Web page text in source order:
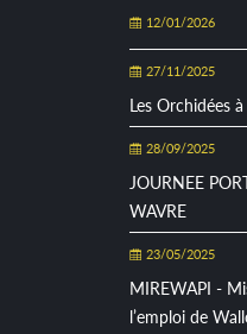
12/01/2026
27/11/2025
Les Orchidées
28/09/2025
JOURNEE
WAVRE
23/05/2025
MIREWAPI -
l’emploi de